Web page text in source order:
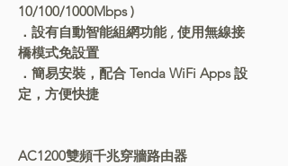
10/100/1000Mbps )
．設有自動智能組網功能 , 使用無線接
橋模式免設置
．簡易安裝，配合 Tenda WiFi Apps 設
定，方便快捷
AC1200雙頻千兆穿牆路由器